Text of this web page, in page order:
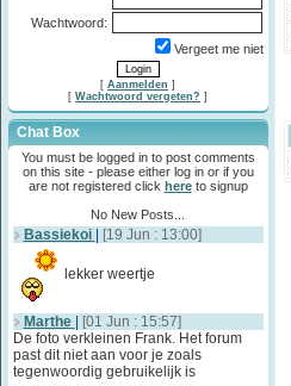
Wachtwoord:
Vergeet me niet
[ Aanmelden ]
[ Wachtwoord vergeten? ]
Chat Box
You must be logged in to post comments
on this site - please either log in or if you
are not registered click hereto signup
No New Posts...
Bassiekoi [19 Jun : 13:00]
lekker weertje
Marthe
[01 Jun : 15:57]
De foto verkleinen Frank. Het forum
past dit niet aan voor je zoals
tegenwoordig gebruikelijk is